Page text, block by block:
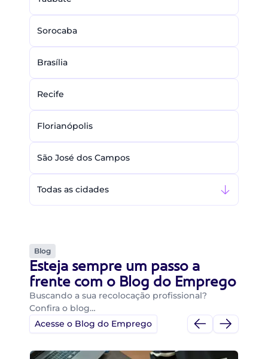
Sorocaba
Brasília
Recife
Florianópolis
São José dos Campos
Todas as cidades
Blog
Esteja sempre um passo a
frente com o Blog do Emprego
Buscando a sua recolocação profissional?
Confira o blog…
Acesse o Blog do Emprego